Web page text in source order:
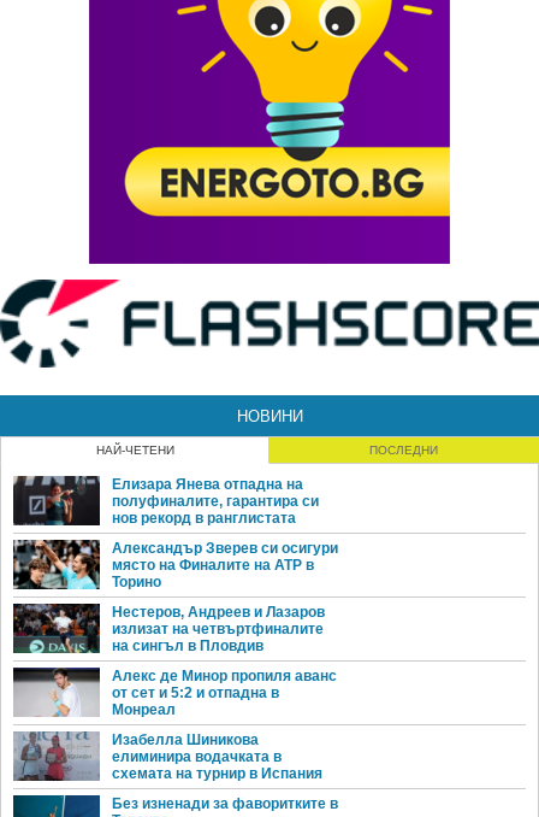
НОВИНИ
НАЙ-ЧЕТЕНИ ПОСЛЕДНИ
Елизара Янева отпадна на
полуфиналите, гарантира си
нов рекорд в ранглистата
Александър Зверев си осигури
място на Финалите на ATP в
Торино
Нестеров, Андреев и Лазаров
излизат на четвъртфиналите
на сингъл в Пловдив
Алекс де Минор пропиля аванс
от сет и 5:2 и отпадна в
Монреал
Изабелла Шиникова
елиминира водачката в
схемата на турнир в Испания
Без изненади за фаворитките в